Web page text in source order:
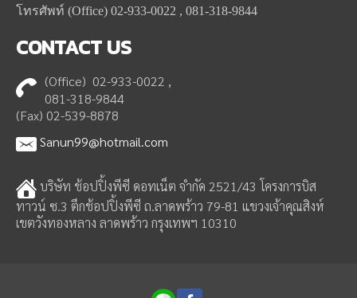
โทรศัพท์ (Office) 02-933-0022 , 081-318-9844
CONTACTUS
(Office) 02-933-0022 ,
081-318-9844
(Fax) 02-539-8878
Sanun99@hotmail.com
บริษัท ช้อปปิ้งพีซี ดอทเน็ต จำกัด 2521/43 โครงการบิส
ทาวน์ ซ.3 ตึกช้อปปิ้งพีซี ถ.ลาดพร้าว 79-81 แขวงเจ้าคุณสิงห์
เขตวังทองหลาง ลาดพร้าว กรุงเทพฯ 10310